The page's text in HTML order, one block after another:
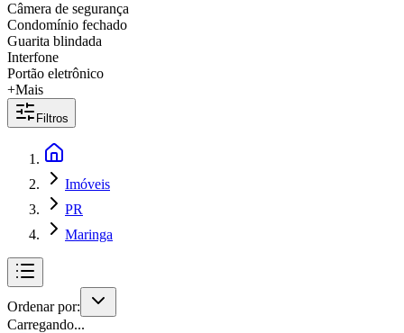
Câmera de segurança
Condomínio fechado
Guarita blindada
Interfone
Portão eletrônico
+Mais
Filtros
Imóveis
PR
Maringa
Ordenar por:
Carregando...